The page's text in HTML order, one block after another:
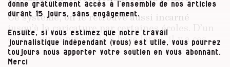
Ce système, on le retrouve aussi incarné
jusqu’à la caricature par certaines écoles. D’un
côté, pour la pyramide à base large, il y a ces
établissements d’enseignement général qui
n’hésitent pas à écrémer sévèrement leurs
donne gratuitement accès à l’ensemble de nos articles
durant 15 jours, sans engagement.
Ensuite, si vous estimez que notre travail
journalistique indépendant (vous) est utile, vous pourrez
toujours nous apporter votre soutien en vous abonnant.
Merci